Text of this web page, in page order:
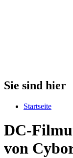
Sie sind hier
Startseite
DC-
von